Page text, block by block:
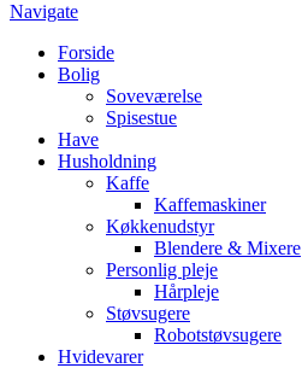
Navigate
Forside
Bolig
Soveværelse
Spisestue
Have
Husholdning
Kaffe
Kaffemaskiner
Køkkenudstyr
Blendere & Mixere
Personlig pleje
Hårpleje
Støvsugere
Robotstøvsugere
Hvidevarer